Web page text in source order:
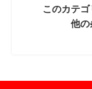
このカテゴ
他の